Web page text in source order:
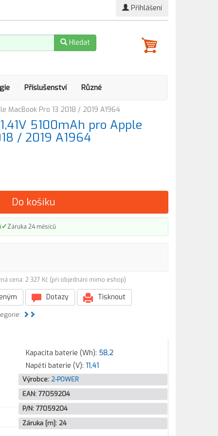
Přihlášení
Hledat
Příslušenství Různé
MacBook Pro 13 2018 / 2019 A1964
5100mAh pro Apple
/ 2019 A1964
Do košíku
✓Záruka 24 měsíců
cena: 2 327 Kč (při objednání mimo eshop)
Dotazy Tisknout
Kapacita baterie (Wh): 58,2
Napětí baterie (V): 11,41
Výrobce: 2-POWER
EAN: 77059204
P/N: 77059204
Záruka [m]: 24